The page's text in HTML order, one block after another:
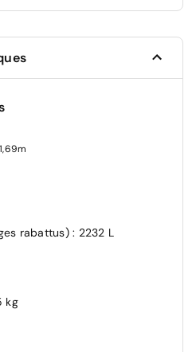
arrière du véhicule
AV, rideaux AV et AR)
trajectoire ESP
+ AR
manuel
Stop&Go
1,69m
rabattus) : 2232 L
kg